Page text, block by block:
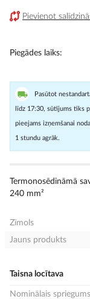
Pievienot
Piegādes laiks
Pasūtot
līdz 17:30, sūtījums tiks
pieejams izņemšanai
1 stundu agrāk.
Termonosēdināmā
240 mm²
Zīmols
Jauns produkts
Taisna locītava
Nominālais spriegums